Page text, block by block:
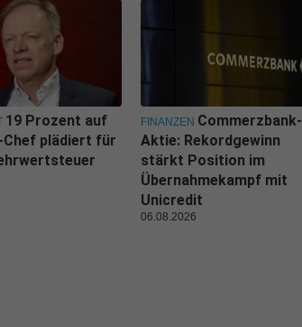
19 Prozent auf
Chef plädiert für
FINANZEN Commerzbank-
Aktie: Rekordgewinn
stärkt Position im
Übernahmekampf mit
Unicredit
06.08.2026